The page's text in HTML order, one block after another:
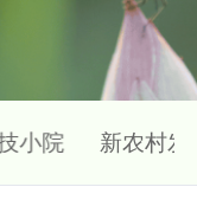
小院 新农村